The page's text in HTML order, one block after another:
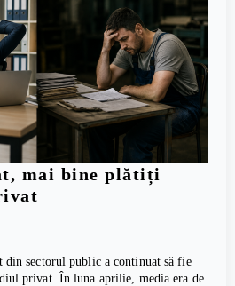
mai bine plătiți
sectorul public a continuat să fie
privat. În luna aprilie, media era de